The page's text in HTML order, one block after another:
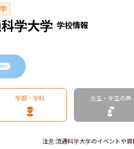
学大学 学校情報
無料
学部・学科 先生・学生の声
注意:流通科学大学のイベントや